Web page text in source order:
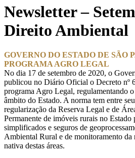
Newsletter –
Direito Ambiental
GOVERNO DO ESTADO DE SÃO
PROGRAMA AGRO LEGAL
No dia 17 de setembro de 2020, o
publicou no Diário Oficial o Decreto nº
programa Agro Legal, regulamentando
âmbito do Estado. A norma tem entre
regularização da Reserva Legal e de
Permanente de imóveis rurais no Estado
simplificados e seguros de
Ambiental Rural e de monitoramento da
nativa destas áreas.